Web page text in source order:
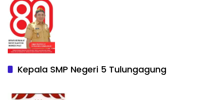
Kepala SMP Negeri 5 Tulungagung